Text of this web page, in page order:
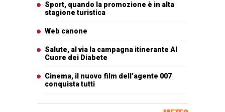
Sport, quando la promozione è in alta
stagione turistica
Web canone
Salute, al via la campagna itinerante Al
Cuore dei Diabete
Cinema, il nuovo film dell’agente 007
conquista tutti